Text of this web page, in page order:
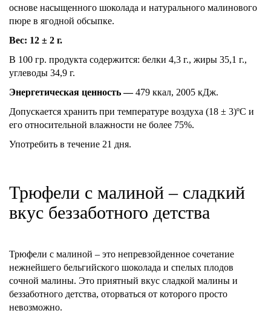
основе насыщенного шоколада и натурального малинового
пюре в ягодной обсыпке.
Вес: 12 ± 2 г.
В 100 гр. продукта содержится: белки 4,3 г., жиры 35,1 г.,
углеводы 34,9 г.
Энергетическая ценность —479 ккал, 2005 кДж.
Допускается хранить при температуре воздуха (18 ± 3)ºC и
его относительной влажности не более 75%.
Употребить в течение 21 дня.
Трюфели с малиной – сладкий
вкус беззаботного детства
Трюфели с малиной – это непревзойденное сочетание
нежнейшего бельгийского шоколада и спелых плодов
сочной малины. Это приятный вкус сладкой малины и
беззаботного детства, оторваться от которого просто
невозможно.